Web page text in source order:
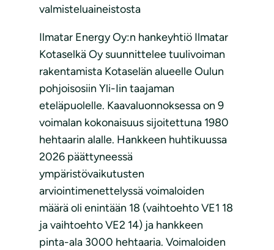
valmisteluaineistosta
Ilmatar Energy Oy:n hankeyhtiö Ilmatar
Kotaselkä Oy suunnittelee tuulivoiman
rakentamista Kotaselän alueelle Oulun
pohjoisosiin Yli-Iin taajaman
eteläpuolelle. Kaavaluonnoksessa on 9
voimalan kokonaisuus sijoitettuna 1980
hehtaarin alalle. Hankkeen huhtikuussa
2026 päättyneessä
ympäristövaikutusten
arviointimenettelyssä voimaloiden
määrä oli enintään 18 (vaihtoehto VE1 18
ja vaihtoehto VE2 14) ja hankkeen
pinta-ala 3000 hehtaaria. Voimaloiden